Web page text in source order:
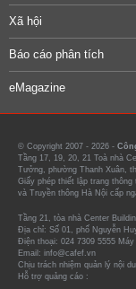
Xã hội
Báo cáo phân tích
eMagazine
© Copyright 2007 - 2026 -
Tầng 17, 19, 20, 21 Toà nhà
Tưởng, phường Thanh Xuân,
Giấy phép thiết lập trang
và Truyền thông Hà Nội cấp
Tầng 21, tòa nhà Center
Địa chỉ: Số 01, phố Nguyễn
Điện thoại: 024 7309 5555
Email: info@cafef.vn
Chịu trách nhiệm quản lý nội
Hỗ trợ quảng cáo :